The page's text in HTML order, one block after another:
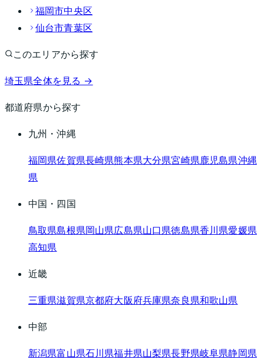
福岡市中央区
仙台市青葉区
このエリアから探す
埼玉県全体を見る →
都道府県から探す
九州・沖縄
福岡県佐賀県長崎県熊本県大分県宮崎県鹿児島県沖縄
県
中国・四国
鳥取県島根県岡山県広島県山口県徳島県香川県愛媛県
高知県
近畿
三重県滋賀県京都府大阪府兵庫県奈良県和歌山県
中部
新潟県富山県石川県福井県山梨県長野県岐阜県静岡県